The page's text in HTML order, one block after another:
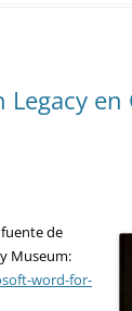
en
de
Museum:
word-for-